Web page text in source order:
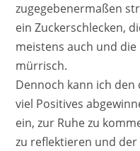
zugegebenermaßen
ein Zuckerschlecken,
meistens auch und
mürrisch.
Dennoch kann ich
viel Positives
ein, zur Ruhe zu
zu reflektieren und der